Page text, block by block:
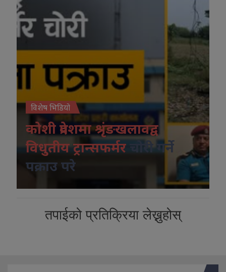
विशेष भिडियो
कोशी प्रदेशमा श्रृंङखलावद्व
विधुतीय ट्रान्सफर्मर
चोरी गर्ने
पक्राउ परे
तपाईको प्रतिक्रिया लेख्नुहोस्